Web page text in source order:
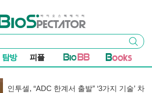
바이오스펙테이터
검색
탐방 피플
인투셀, “ADC 한계서 출발” ‘3가지 기술’ 차